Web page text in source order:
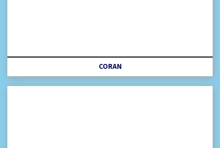
CORAN